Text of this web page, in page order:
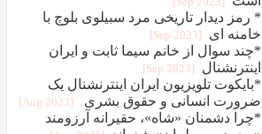
* رمز دیدار تاریخی مرد سبیلوی بلوچ با
خامنه ای
[2023 Sep]
*چند سوال از خانم سیما ثابت و ایران
اینترنشنال
[2023 Sep]
*بایکوت تلویزیون ایران اینترنشنال یک
ضرورت انسانی و حقوق بشری
[2023 Aug]
*چرا دشمنان «شاه»، حقیرانه آرزومند